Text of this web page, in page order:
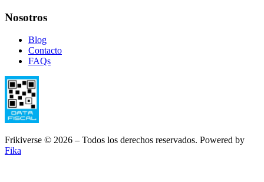
Nosotros
Blog
Contacto
FAQs
Frikiverse © 2026 – Todos los derechos reservados. Powered by
Fika